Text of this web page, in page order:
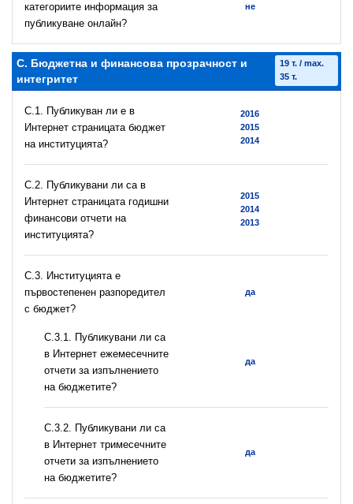
категориите информация за
публикуване онлайн?
не
C. Бюджетна и финансова прозрачност и
интегритет
19 т. / max.
35 т.
C.1. Публикуван ли е в
Интернет страницата бюджет
на институцията?
2016
2015
2014
C.2. Публикувани ли са в
Интернет страницата годишни
финансови отчети на
институцията?
2015
2014
2013
C.3. Институцията е
първостепенен разпоредител
с бюджет?
да
С.3.1. Публикувани ли са
в Интернет ежемесечните
отчети за изпълнението
на бюджетите?
да
С.3.2. Публикувани ли са
в Интернет тримесечните
отчети за изпълнението
на бюджетите?
да